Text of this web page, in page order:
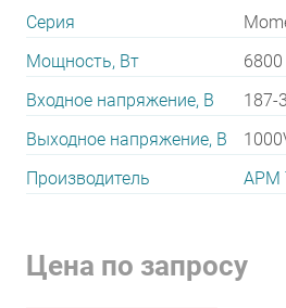
Серия
Мощность, Вт
6800
Входное напряжение, В
187-
Выходное напряжение, В
Производитель
APM
Цена по запросу